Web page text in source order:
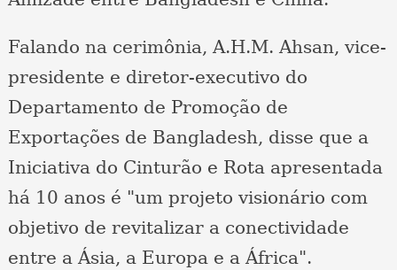
Falando na cerimônia, A.H.M. Ahsan, vice-
presidente e diretor-executivo do
Departamento de Promoção de
Exportações de Bangladesh, disse que a
Iniciativa do Cinturão e Rota apresentada
há 10 anos é "um projeto visionário com
objetivo de revitalizar a conectividade
entre a Ásia, a Europa e a África".